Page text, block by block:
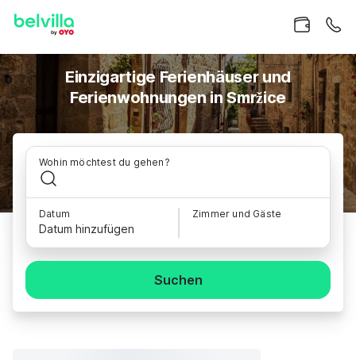
Einzigartige Ferienhäuser und
Ferienwohnungen in Smržice
Wohin möchtest du gehen?
Datum
Datum hinzufügen
Zimmer und Gäste
Suchen